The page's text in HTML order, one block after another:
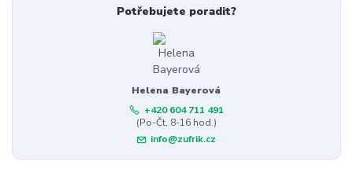
Potřebujete poradit?
Helena Bayerová
+420 604 711 491
(Po-Čt, 8-16 hod.)
info@zufrik.cz